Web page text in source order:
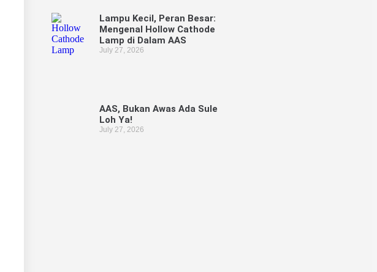
Lampu Kecil, Peran Besar:
Mengenal Hollow Cathode
Lamp di Dalam AAS
July 27, 2026
AAS, Bukan Awas Ada Sule
Loh Ya!
July 27, 2026